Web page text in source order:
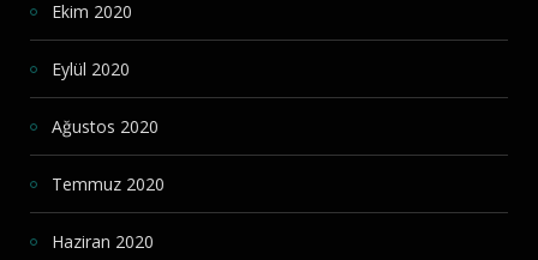
Ekim 2020
Eylül 2020
Ağustos 2020
Temmuz 2020
Haziran 2020